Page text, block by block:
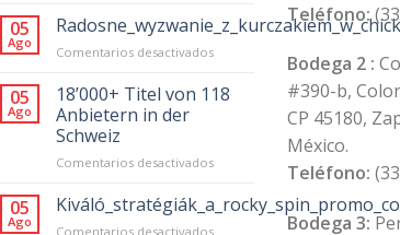
05
Ago
Comentarios desactivadosen
05
Ago
18’000+ Titel von 118
Anbietern in der
Schweiz
Comentarios desactivadosen
Titel
von
05
Ago
Comentarios desactivadosen
Teléfono:
Bodega 2 :
#390-b,
CP 45180,
México.
Teléfono:
Bodega 3: